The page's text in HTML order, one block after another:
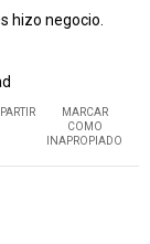
hizo negocio.
MARCAR
COMO
INAPROPIADO